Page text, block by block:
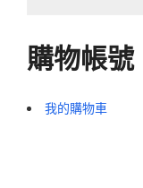
購物帳號
我的購物車